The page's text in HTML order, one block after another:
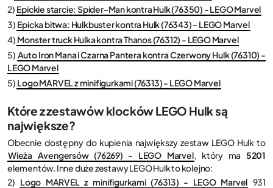
2) Epickie starcie: Spider-Man kontra Hulk (76350) - LEGO Marvel
3) Epicka bitwa: Hulkbuster kontra Hulk (76343) - LEGO Marvel
4) Monster truck Hulka kontra Thanos (76312) - LEGO Marvel
5) Auto Iron Mana i Czarna Pantera kontra Czerwony Hulk (76310) -
LEGO Marvel
5) Logo MARVEL z minifigurkami (76313) - LEGO Marvel
Które z zestawów klocków LEGO Hulk są
największe?
Obecnie dostępny do kupienia największy zestaw LEGO Hulk to
Wieża Avengersów (76269) - LEGO Marvel, który ma 5201
elementów. Inne duże zestawy LEGO Hulk to kolejno:
2) Logo MARVEL z minifigurkami (76313) - LEGO Marvel 931